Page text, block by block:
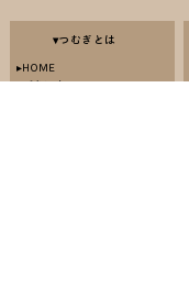
▾つむぎとは
​▸HOME
▸ごあいさつ